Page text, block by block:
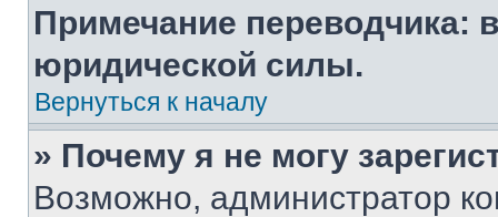
Примечание переводчика:
юридической силы.
Вернуться к началу
» Почему я не могу
Возможно, администратор